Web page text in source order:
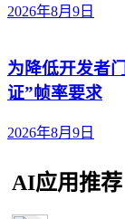
2026年8月9日
为降低开发者
证”帧率要求
2026年8月9日
AI应用推荐